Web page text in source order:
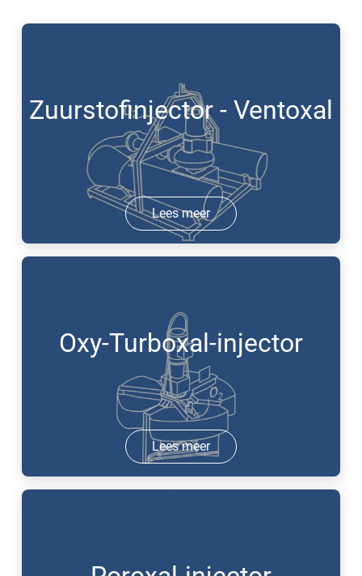
Zuurstofinjector - Ventoxal
Lees meer
Oxy-Turboxal-injector
Lees meer